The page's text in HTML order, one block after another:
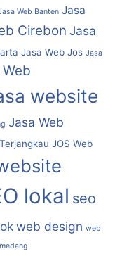
Web Banten Jasa
Cirebon Jasa
Jasa Web Jos Jasa
website
Jasa Web
JOS Web
lokal seo
web design web